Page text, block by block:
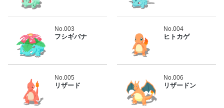
No.003
フシギバナ
No.004
ヒトカゲ
No.005
リザード
No.006
リザードン